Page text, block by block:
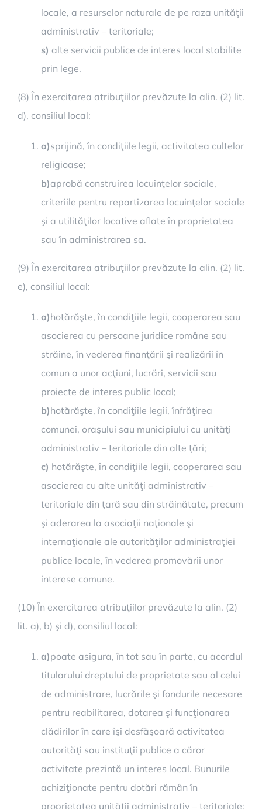
locale, a resurselor naturale de pe raza unităţii
administrativ – teritoriale;
s) alte servicii publice de interes local stabilite
prin lege.
(8) În exercitarea atribuţiilor prevăzute la alin. (2) lit.
d), consiliul local:
a)sprijină, în condiţiile legii, activitatea cultelor
religioase;
b)aprobă construirea locuinţelor sociale,
criteriile pentru repartizarea locuinţelor sociale
şi a utilităţilor locative aflate în proprietatea
sau în administrarea sa.
(9) În exercitarea atribuţiilor prevăzute la alin. (2) lit.
e), consiliul local:
a)hotărăşte, în condiţiile legii, cooperarea sau
asocierea cu persoane juridice române sau
străine, în vederea finanţării şi realizării în
comun a unor acţiuni, lucrări, servicii sau
proiecte de interes public local;
b)hotărăşte, în condiţiile legii, înfrăţirea
comunei, oraşului sau municipiului cu unităţi
administrativ – teritoriale din alte ţări;
c) hotărăşte, în condiţiile legii, cooperarea sau
asocierea cu alte unităţi administrativ –
teritoriale din ţară sau din străinătate, precum
şi aderarea la asociaţii naţionale şi
internaţionale ale autorităţilor administraţiei
publice locale, în vederea promovării unor
interese comune.
(10) În exercitarea atribuţiilor prevăzute la alin. (2)
lit. a), b) şi d), consiliul local:
a)poate asigura, în tot sau în parte, cu acordul
titularului dreptului de proprietate sau al celui
de administrare, lucrările şi fondurile necesare
pentru reabilitarea, dotarea şi funcţionarea
clădirilor în care îşi desfăşoară activitatea
autorităţi sau instituţii publice a căror
activitate prezintă un interes local. Bunurile
achiziţionate pentru dotări rămân în
proprietatea unităţii administrativ – teritoriale;